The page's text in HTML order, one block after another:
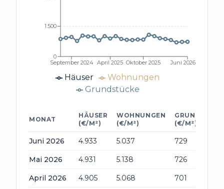
September 2024 April 2025 Oktober 2025 Juni 2026
0
1.500
Häuser
Wohnungen
Grundstücke
MONAT
HÄUSER
(€/M²)
WOHNUNGEN
(€/M²)
(€/M²)
Juni 2026 4.933 5.037 729
Mai 2026 4.931 5.138 726
April 2026 4.905 5.068 701